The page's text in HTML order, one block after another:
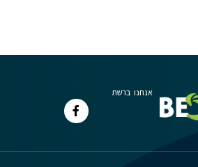
אנחנו ברשת